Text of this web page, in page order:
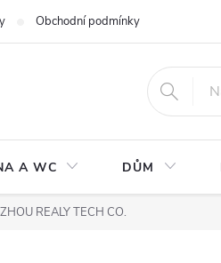
Obchodní podmínky
A WC DŮM
REALY TECH CO.